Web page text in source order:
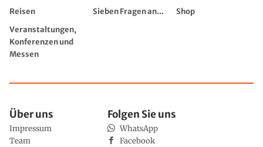
Reisen
Sieben Fragen an...
Shop
Veranstaltungen,
Konferenzen und
Messen
Über uns
Impressum
Team
Folgen Sie uns
WhatsApp
Facebook